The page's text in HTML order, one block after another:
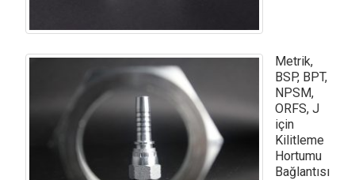
Metrik,
BSP, BPT,
NPSM,
ORFS, J
için
Kilitleme
Hortumu
Bağlantısı